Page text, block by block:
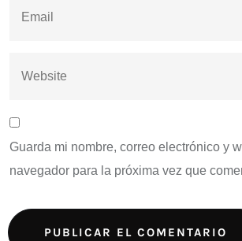
Guarda mi nombre, correo electrónico y
navegador para la próxima vez que